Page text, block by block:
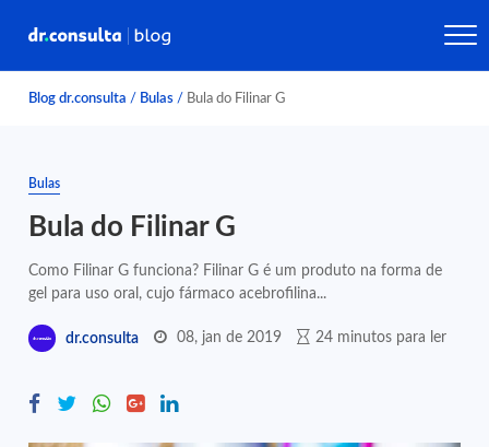
Blog dr.consulta / Bulas / Bula do Filinar G
Bulas
Bula do Filinar G
Como Filinar G funciona? Filinar G é um produto na forma de
gel para uso oral, cujo fármaco acebrofilina...
dr.consulta 08, jan de 2019 24 minutos para ler